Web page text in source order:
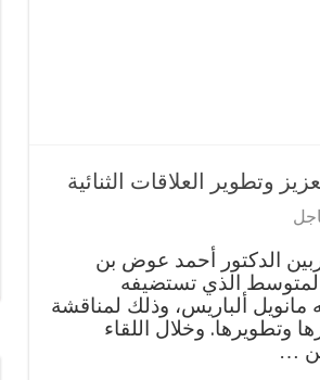
وتطوير العلاقات الثنائية
الدكتور أحمد عوض بن
الذي تستضيفه
مانويل ألباريس، وذلك لمناقشة
وتطويرها. وخلال اللقاء
…